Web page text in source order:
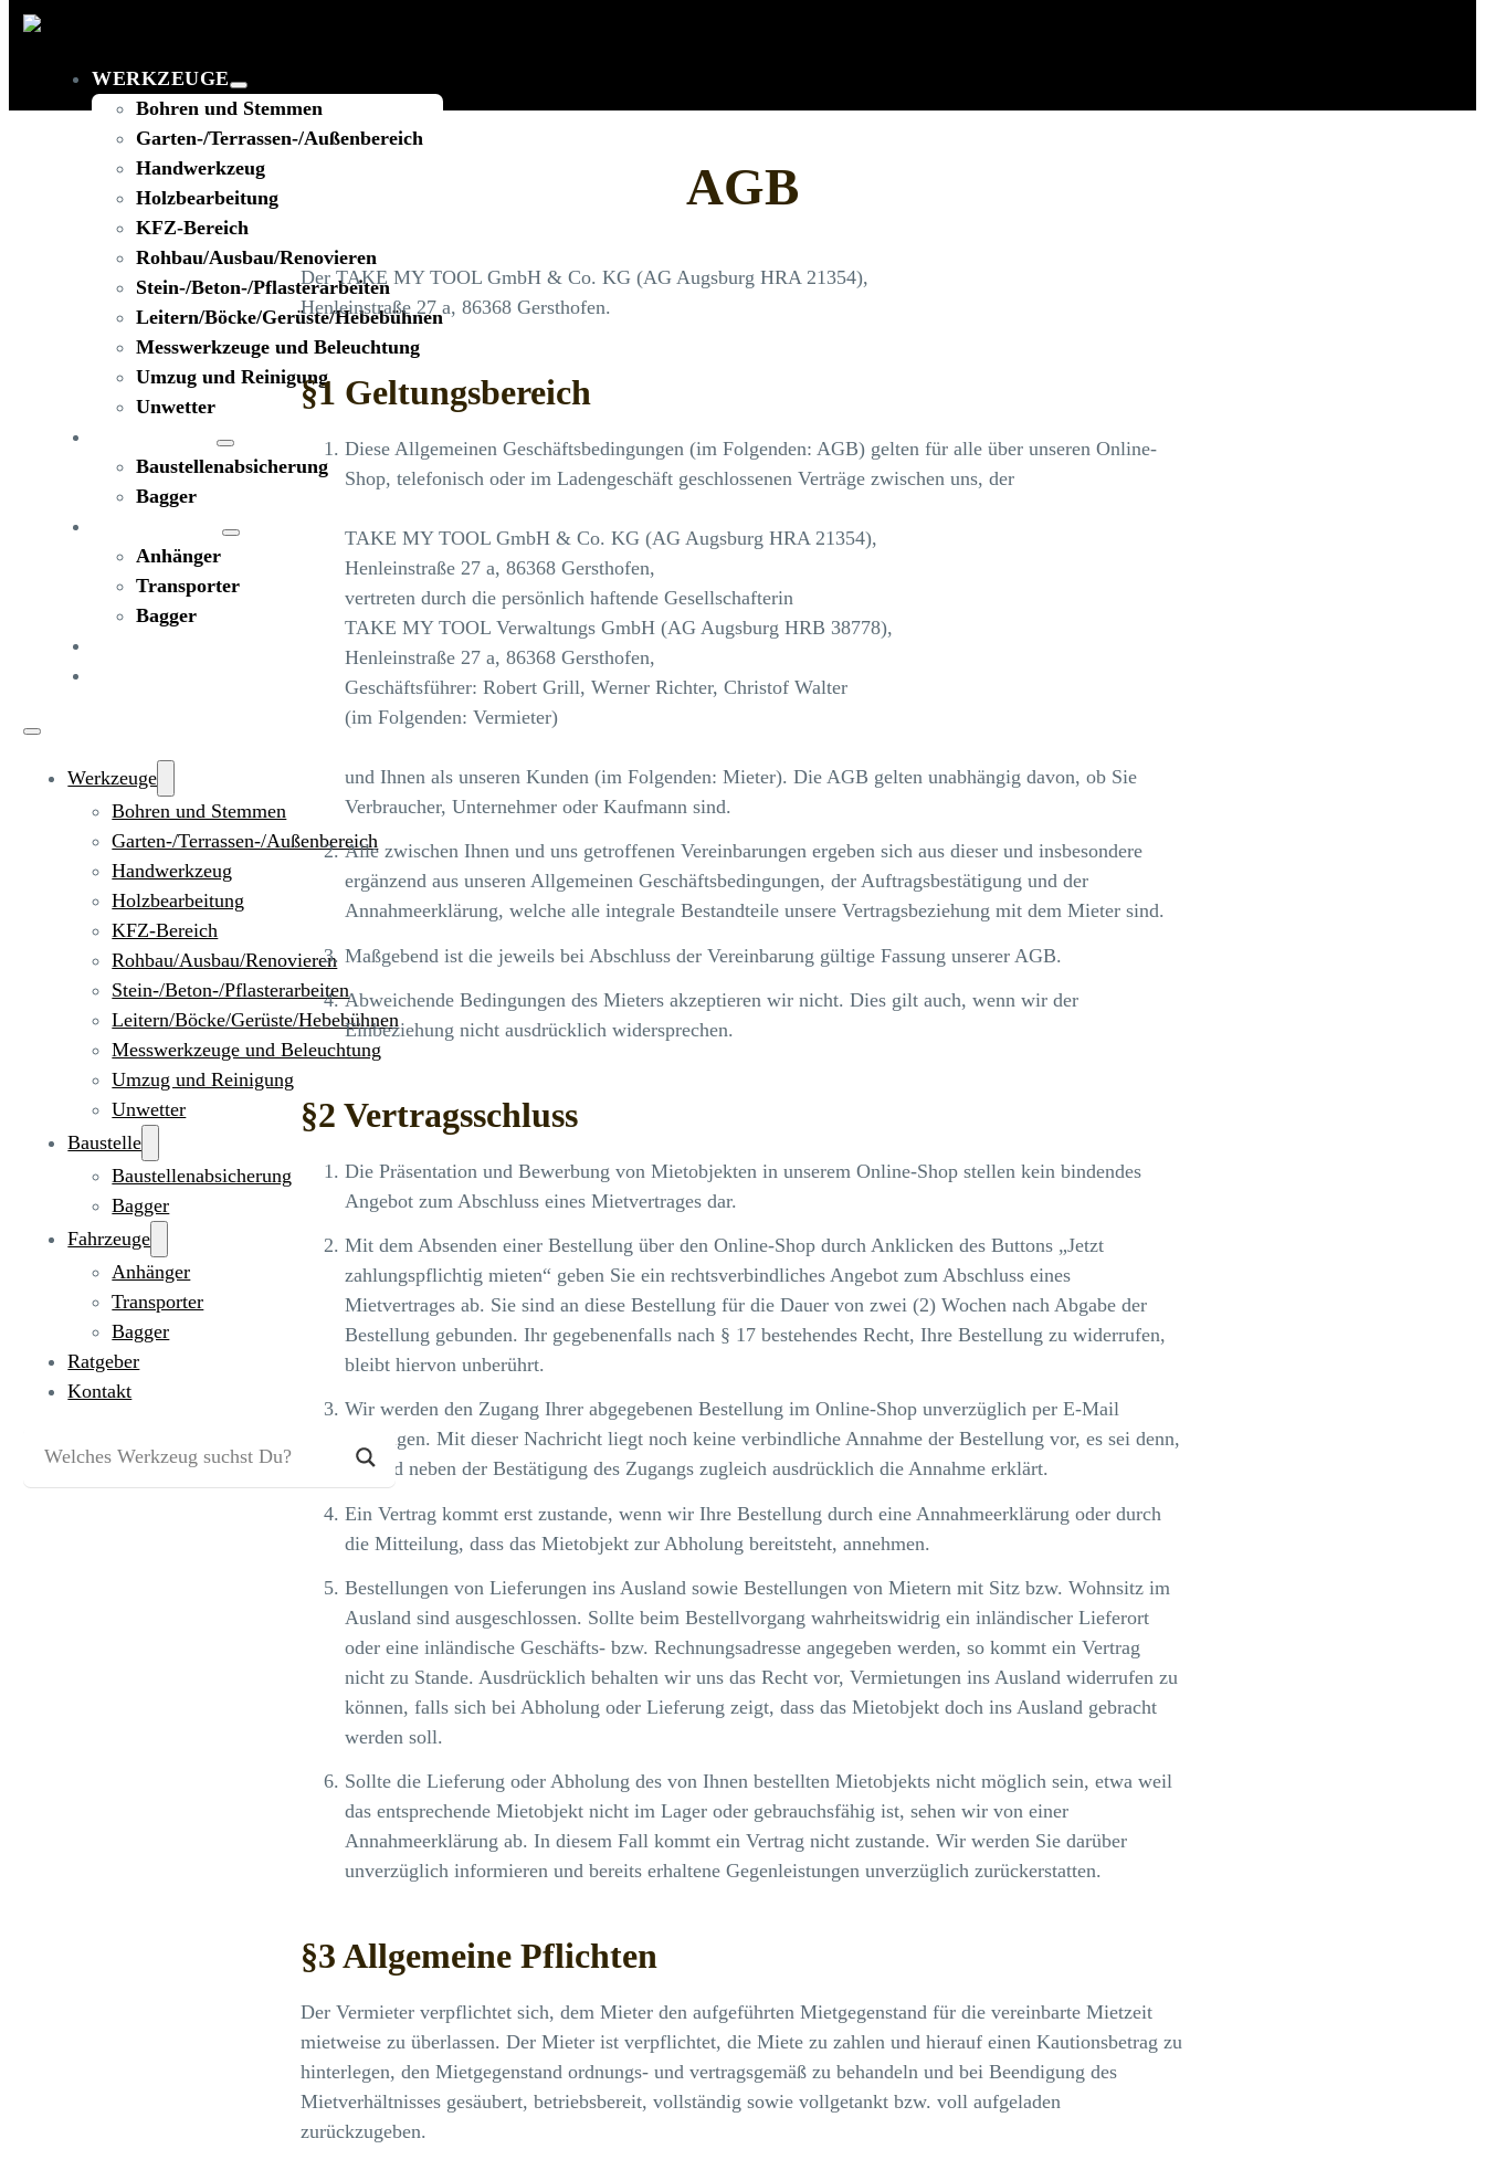
WERKZEUGE
Bohren und Stemmen
Garten-/Terrassen-/Außenbereich
Handwerkzeug
Holzbearbeitung
KFZ-Bereich
Rohbau/Ausbau/Renovieren
Stein-/Beton-/Pflasterarbeiten
Leitern/Böcke/Gerüste/Hebebühnen
Messwerkzeuge und Beleuchtung
Umzug und Reinigung
Unwetter
Baustellenabsicherung
Bagger
Anhänger
Transporter
Bagger
Werkzeuge
Bohren und Stemmen
Garten-/Terrassen-/Außenbereich
Handwerkzeug
Holzbearbeitung
KFZ-Bereich
Rohbau/Ausbau/Renovieren
Stein-/Beton-/Pflasterarbeiten
Leitern/Böcke/Gerüste/Hebebühnen
Messwerkzeuge und Beleuchtung
Umzug und Reinigung
Unwetter
Baustelle
Baustellenabsicherung
Bagger
Fahrzeuge
Anhänger
Transporter
Bagger
Ratgeber
Kontakt
AGB
Der TAKE MY TOOL GmbH & Co. KG (AG Augsburg HRA 21354),
Henleinstraße 27 a, 86368 Gersthofen.
§1 Geltungsbereich
Diese Allgemeinen Geschäftsbedingungen (im Folgenden: AGB) gelten für alle über unseren Online-
Shop, telefonisch oder im Ladengeschäft geschlossenen Verträge zwischen uns, der
TAKE MY TOOL GmbH & Co. KG (AG Augsburg HRA 21354),
Henleinstraße 27 a, 86368 Gersthofen,
vertreten durch die persönlich haftende Gesellschafterin
TAKE MY TOOL Verwaltungs GmbH (AG Augsburg HRB 38778),
Henleinstraße 27 a, 86368 Gersthofen,
Geschäftsführer: Robert Grill, Werner Richter, Christof Walter
(im Folgenden: Vermieter)
und Ihnen als unseren Kunden (im Folgenden: Mieter). Die AGB gelten unabhängig davon, ob Sie
Verbraucher, Unternehmer oder Kaufmann sind.
Alle zwischen Ihnen und uns getroffenen Vereinbarungen ergeben sich aus dieser und insbesondere
ergänzend aus unseren Allgemeinen Geschäftsbedingungen, der Auftragsbestätigung und der
Annahmeerklärung, welche alle integrale Bestandteile unsere Vertragsbeziehung mit dem Mieter sind.
Maßgebend ist die jeweils bei Abschluss der Vereinbarung gültige Fassung unserer AGB.
Abweichende Bedingungen des Mieters akzeptieren wir nicht. Dies gilt auch, wenn wir der
Einbeziehung nicht ausdrücklich widersprechen.
§2 Vertragsschluss
Die Präsentation und Bewerbung von Mietobjekten in unserem Online-Shop stellen kein bindendes
Angebot zum Abschluss eines Mietvertrages dar.
Mit dem Absenden einer Bestellung über den Online-Shop durch Anklicken des Buttons „Jetzt
zahlungspflichtig mieten“ geben Sie ein rechtsverbindliches Angebot zum Abschluss eines
Mietvertrages ab. Sie sind an diese Bestellung für die Dauer von zwei (2) Wochen nach Abgabe der
Bestellung gebunden. Ihr gegebenenfalls nach § 17 bestehendes Recht, Ihre Bestellung zu widerrufen,
bleibt hiervon unberührt.
Wir werden den Zugang Ihrer abgegebenen Bestellung im Online-Shop unverzüglich per E-Mail
bestätigen. Mit dieser Nachricht liegt noch keine verbindliche Annahme der Bestellung vor, es sei denn,
es wird neben der Bestätigung des Zugangs zugleich ausdrücklich die Annahme erklärt.
Ein Vertrag kommt erst zustande, wenn wir Ihre Bestellung durch eine Annahmeerklärung oder durch
die Mitteilung, dass das Mietobjekt zur Abholung bereitsteht, annehmen.
Bestellungen von Lieferungen ins Ausland sowie Bestellungen von Mietern mit Sitz bzw. Wohnsitz im
Ausland sind ausgeschlossen. Sollte beim Bestellvorgang wahrheitswidrig ein inländischer Lieferort
oder eine inländische Geschäfts- bzw. Rechnungsadresse angegeben werden, so kommt ein Vertrag
nicht zu Stande. Ausdrücklich behalten wir uns das Recht vor, Vermietungen ins Ausland widerrufen zu
können, falls sich bei Abholung oder Lieferung zeigt, dass das Mietobjekt doch ins Ausland gebracht
werden soll.
Sollte die Lieferung oder Abholung des von Ihnen bestellten Mietobjekts nicht möglich sein, etwa weil
das entsprechende Mietobjekt nicht im Lager oder gebrauchsfähig ist, sehen wir von einer
Annahmeerklärung ab. In diesem Fall kommt ein Vertrag nicht zustande. Wir werden Sie darüber
unverzüglich informieren und bereits erhaltene Gegenleistungen unverzüglich zurückerstatten.
§3 Allgemeine Pflichten
Der Vermieter verpflichtet sich, dem Mieter den aufgeführten Mietgegenstand für die vereinbarte Mietzeit
mietweise zu überlassen. Der Mieter ist verpflichtet, die Miete zu zahlen und hierauf einen Kautionsbetrag zu
hinterlegen, den Mietgegenstand ordnungs- und vertragsgemäß zu behandeln und bei Beendigung des
Mietverhältnisses gesäubert, betriebsbereit, vollständig sowie vollgetankt bzw. voll aufgeladen
zurückzugeben.